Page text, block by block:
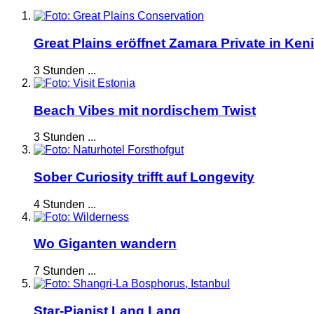
Great Plains eröffnet Zamara Private in
3 Stunden ...
Beach Vibes mit nordischem Twist
3 Stunden ...
Sober Curiosity trifft auf Longevity
4 Stunden ...
Wo Giganten wandern
7 Stunden ...
Star-Pianist Lang Lang